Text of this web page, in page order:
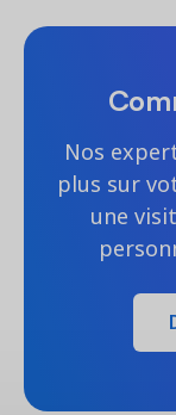
Nos
plus sur
une